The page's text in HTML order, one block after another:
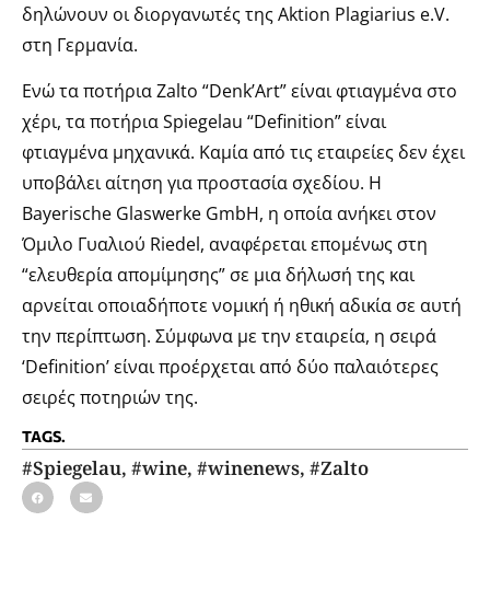
δηλώνουν οι διοργανωτές της Aktion Plagiarius e.V.
στη Γερμανία.
Ενώ τα ποτήρια Zalto “Denk’Art” είναι φτιαγμένα στο
χέρι, τα ποτήρια Spiegelau “Definition” είναι
φτιαγμένα μηχανικά. Καμία από τις εταιρείες δεν έχει
υποβάλει αίτηση για προστασία σχεδίου. Η
Bayerische Glaswerke GmbH, η οποία ανήκει στον
Όμιλο Γυαλιού Riedel, αναφέρεται επομένως στη
“ελευθερία απομίμησης” σε μια δήλωσή της και
αρνείται οποιαδήποτε νομική ή ηθική αδικία σε αυτή
την περίπτωση. Σύμφωνα με την εταιρεία, η σειρά
‘Definition’ είναι προέρχεται από δύο παλαιότερες
σειρές ποτηριών της.
TAGS.
#Spiegelau, #wine, #winenews, #Zalto